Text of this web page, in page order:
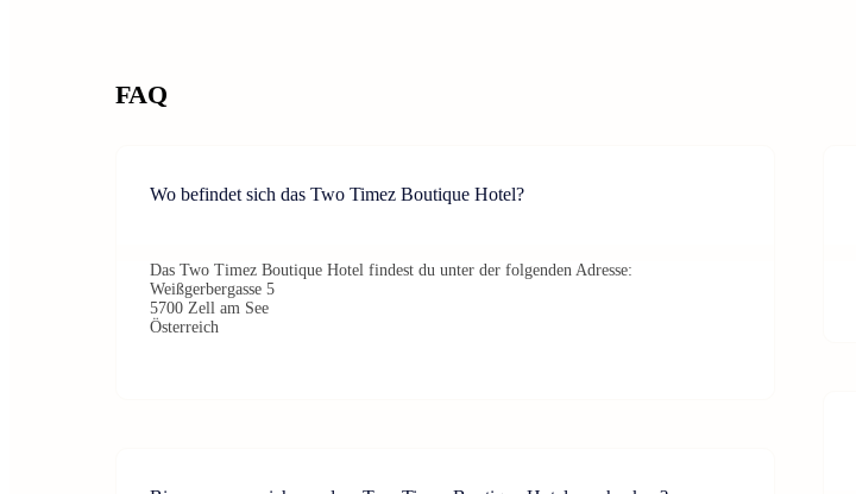
FAQ
Wo befindet sich das Two Timez Boutique Hotel?
Das Two Timez Boutique Hotel findest du unter der folgenden Adresse:
Weißgerbergasse 5
5700 Zell am See
Österreich